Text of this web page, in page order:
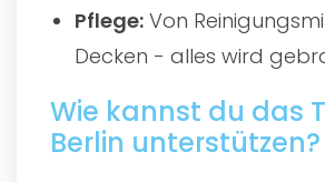
Pflege: Von
Decken - alles wird
Wie kannst du das
Berlin unterstützen?